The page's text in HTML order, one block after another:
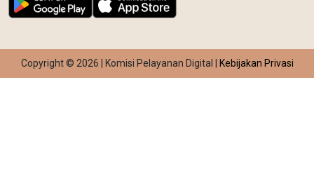
Copyright © 2026 | Komisi Pelayanan Digital | Kebijakan Privasi